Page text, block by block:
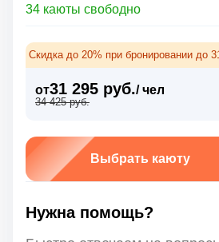
34 каюты свободно
Скидка до 20% при бронировании до
от31 295 руб./ чел
34 425 руб.
Выбрать каюту
Нужна помощь?